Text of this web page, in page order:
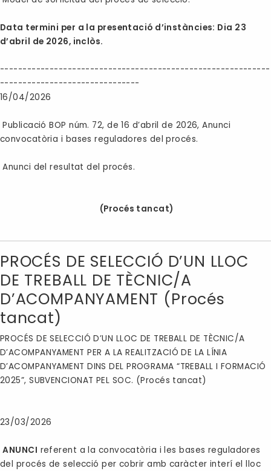
Data termini per a la presentació d’instàncies: Dia 23
d’abril de 2026, inclòs.
------------------------------------------------------------
-------------------------------
16/04/2026
Publicació BOP núm. 72, de 16 d’abril de 2026, Anunci
convocatòria i bases reguladores del procés.
Anunci del resultat del procés.
(Procés tancat)
PROCÉS DE SELECCIÓ D’UN LLOC
DE TREBALL DE TÈCNIC/A
D’ACOMPANYAMENT (Procés
tancat)
PROCÉS DE SELECCIÓ D’UN LLOC DE TREBALL DE TÈCNIC/A
D’ACOMPANYAMENT PER A LA REALITZACIÓ DE LA LÍNIA
D’ACOMPANYAMENT DINS DEL PROGRAMA “TREBALL I FORMACIÓ
2025”, SUBVENCIONAT PEL SOC. (Procés tancat)
23/03/2026
ANUNCI referent a la convocatòria i les bases reguladores
del procés de selecció per cobrir amb caràcter interí el lloc